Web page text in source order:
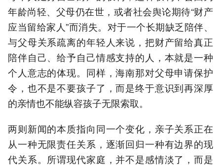
年龄尚轻、父母仍在世，或者社会舆论期待“财产
应当留给家人”而消失。对于一个长期缺乏陪伴、
与父母关系疏离的年轻人来说，把财产留给真正
陪伴自己、给予自己情感支持的人，本就是一种
个人意志的体现。同样，海南那对父母申请保护
令，也不是不要孩子了，而是终于意识到再深厚
的亲情也不能纵容孩子无限索取。
两则新闻的本质指向同一个变化，亲子关系正在
从一种无限责任关系，逐渐回归一种有边界的现
代关系。所谓现代家庭，并不是感情淡了，而是